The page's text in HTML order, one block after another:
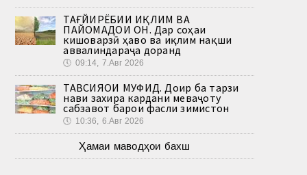
ТАҒЙИРЁБИИ ИҚЛИМ ВА
ПАЙОМАДҲОИ ОН. Дар соҳаи
кишоварзӣ ҳаво ва иқлим нақши
аввалиндараҷа доранд
🕔 09:14, 7.Авг 2026
ТАВСИЯҲОИ МУФИД. Доир ба тарзи
нави захира кардани меваҷоту
сабзавот барои фасли зимистон
🕔 10:36, 6.Авг 2026
Ҳамаи маводҳои бахш